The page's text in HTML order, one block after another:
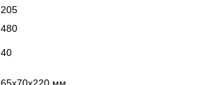
205
480
40